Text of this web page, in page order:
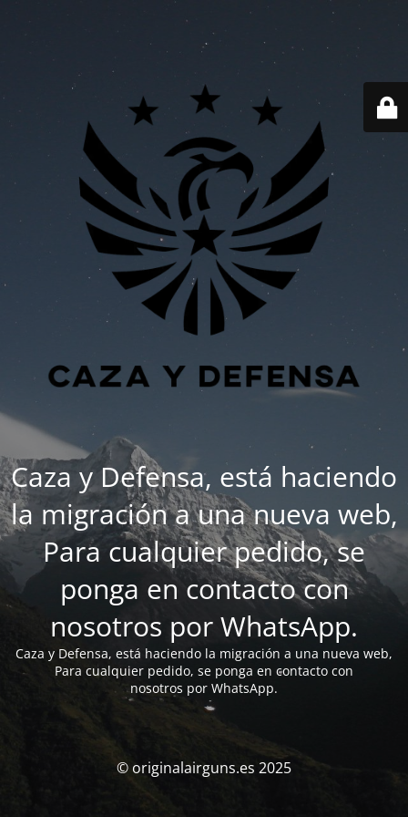
Caza y Defensa, está haciendo
la migración a una nueva web,
Para cualquier pedido, se
ponga en contacto con
nosotros por WhatsApp.
Caza y Defensa, está haciendo la migración a una nueva web,
Para cualquier pedido, se ponga en contacto con
nosotros por WhatsApp.
© originalairguns.es 2025